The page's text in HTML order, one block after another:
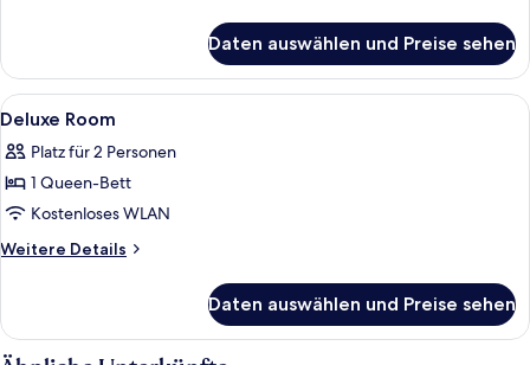
Suite
Daten auswählen und Preise sehen
Alle
Fotos
für
Deluxe
Room
anzeigen
Ein Hotelzimmer mit einem Bett,
5
Deluxe Room
Platz für 2 Personen
1 Queen-Bett
Kostenloses WLAN
Weitere Details
Weitere
Room
Daten auswählen und Preise sehen